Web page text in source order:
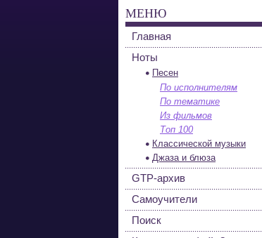
МЕНЮ
Главная
Ноты
Песен
По исполнителям
По тематике
Из фильмов
Топ 100
Классической музыки
Джаза и блюза
GTP-архив
Самоучители
Поиск